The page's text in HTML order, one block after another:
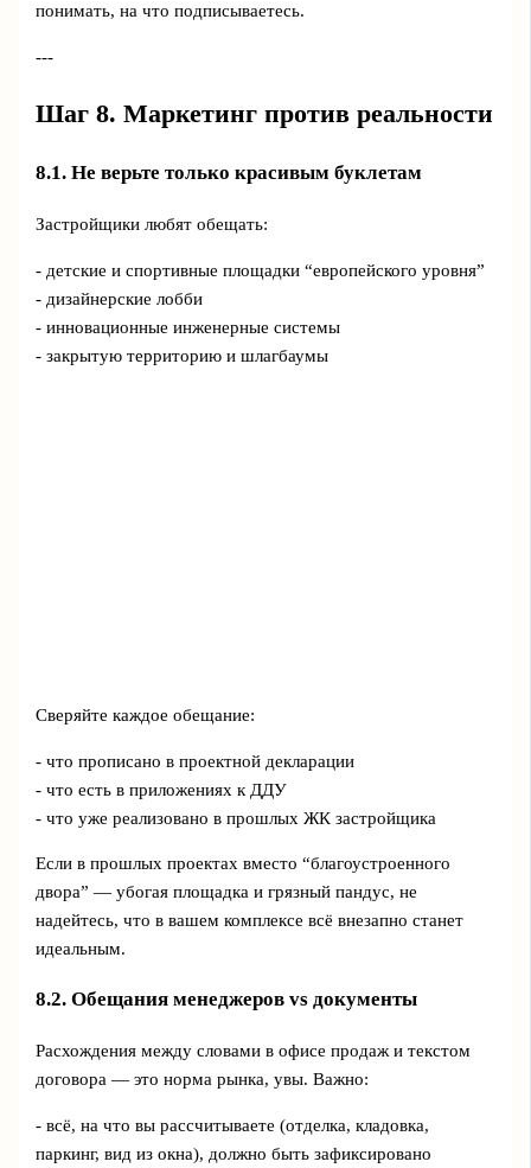
понимать, на что подписываетесь.
---
Шаг 8. Маркетинг против реальности
8.1. Не верьте только красивым буклетам
Застройщики любят обещать:
- детские и спортивные площадки “европейского уровня”
- дизайнерские лобби
- инновационные инженерные системы
- закрытую территорию и шлагбаумы
Сверяйте каждое обещание:
- что прописано в проектной декларации
- что есть в приложениях к ДДУ
- что уже реализовано в прошлых ЖК застройщика
Если в прошлых проектах вместо “благоустроенного
двора” — убогая площадка и грязный пандус, не
надейтесь, что в вашем комплексе всё внезапно станет
идеальным.
8.2. Обещания менеджеров vs документы
Расхождения между словами в офисе продаж и текстом
договора — это норма рынка, увы. Важно:
- всё, на что вы рассчитываете (отделка, кладовка,
паркинг, вид из окна), должно быть зафиксировано